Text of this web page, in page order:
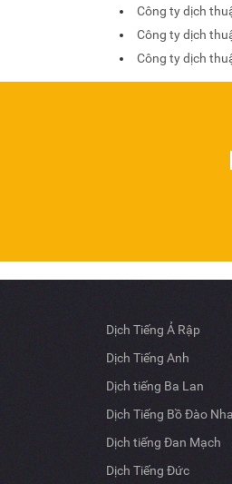
Công ty dịch
Công ty dịch
Công ty dịch
Dịch Tiếng Ả Rập
Dịch Tiếng Anh
Dịch tiếng Ba Lan
Dịch Tiếng Bồ Đào Nha
Dịch tiếng Đan Mạch
Dịch Tiếng Đức